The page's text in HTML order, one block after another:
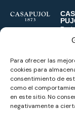
Para ofrecer las
cookies para
consentimiento de
como el
en este sitio. No
negativamente a
a